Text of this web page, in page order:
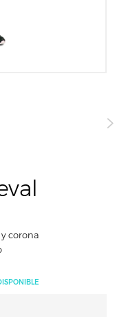
corona